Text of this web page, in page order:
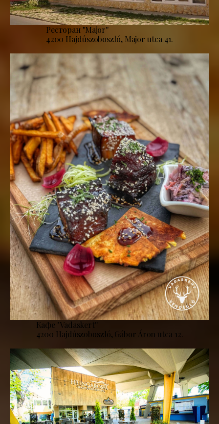
Ресторан "Major''
4200 Hajdúszoboszló, Major utca 41.
Кафе "Vadaskert''
4200 Hajdúszoboszló, Gábor Áron utca 12.